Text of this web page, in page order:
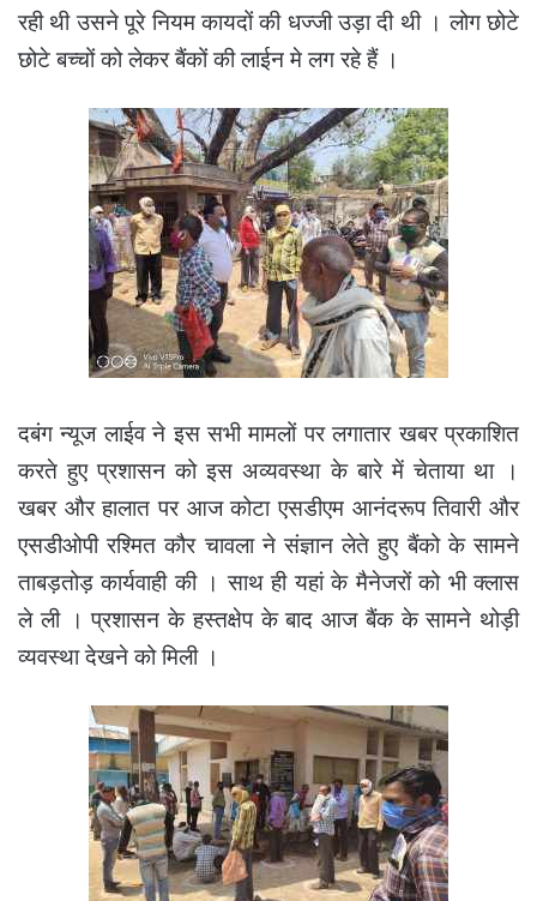
रही थी उसने पूरे नियम कायदों की धज्जी उड़ा दी थी । लोग छोटे
छोटे बच्चों को लेकर बैंकों की लाईन मे लग रहे हैं ।
दबंग न्यूज लाईव ने इस सभी मामलों पर लगातार खबर प्रकाशित
करते हुए प्रशासन को इस अव्यवस्था के बारे में चेताया था ।
खबर और हालात पर आज कोटा एसडीएम आनंदरूप तिवारी और
एसडीओपी रश्मित कौर चावला ने संज्ञान लेते हुए बैंको के सामने
ताबड़तोड़ कार्यवाही की । साथ ही यहां के मैनेजरों को भी क्लास
ले ली । प्रशासन के हस्तक्षेप के बाद आज बैंक के सामने थोड़ी
व्यवस्था देखने को मिली ।